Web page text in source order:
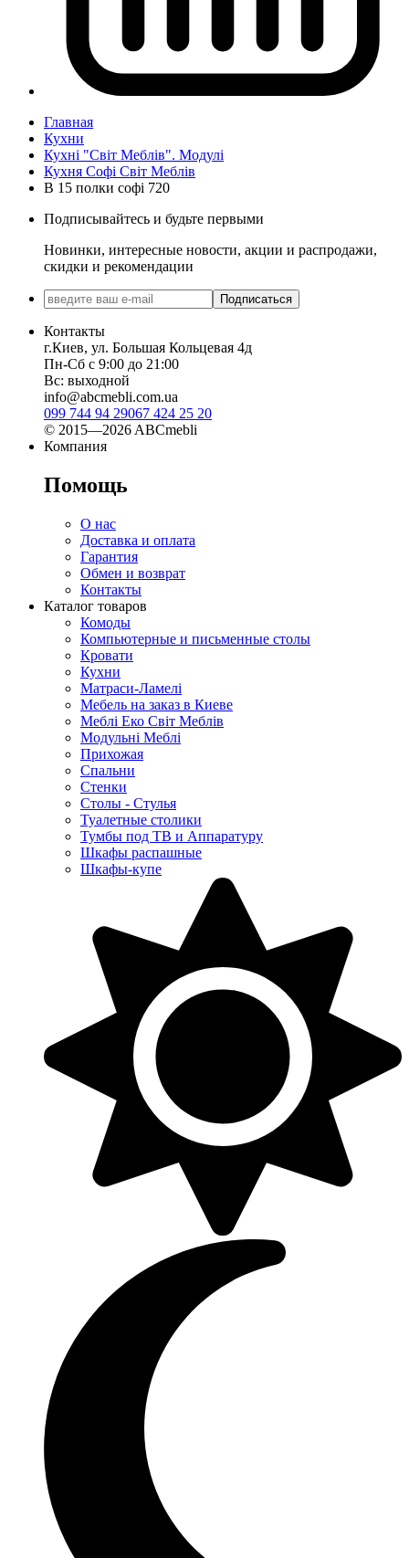
Главная
Кухни
Кухні "Світ Меблів". Модулі
Кухня Софі Світ Меблів
В 15 полки софі 720
Подписывайтесь и будьте первыми
Новинки, интересные новости, акции и распродажи,
скидки и рекомендации
Подписаться
Контакты
г.Киев, ул. Большая Кольцевая 4д
Пн-Сб с 9:00 до 21:00
Вс: выходной
info@abcmebli.com.ua
099 744 94 29067 424 25 20
© 2015—2026 ABCmebli
Компания
Помощь
О нас
Доставка и оплата
Гарантия
Обмен и возврат
Контакты
Каталог товаров
Комоды
Компьютерные и письменные столы
Кровати
Кухни
Матраси-Ламелі
Мебель на заказ в Киеве
Меблі Еко Світ Меблів
Модульні Меблі
Прихожая
Спальни
Стенки
Столы - Стулья
Туалетные столики
Тумбы под ТВ и Аппаратуру
Шкафы распашные
Шкафы-купе